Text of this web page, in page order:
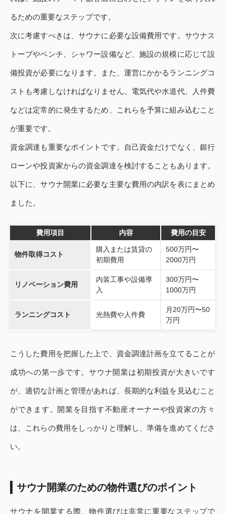
るための重要なステップです。
次に考慮すべきは、サウナに必要な設備費用です。サウナス
トーブやベンチ、シャワー設備など、施設の規模に応じて設
備投資が必要になります。また、運営にかかるランニングコ
ストも考慮しなければなりません。電気代や水道代、人件費
などは定常的に発生するため、これらを予算に組み込むこと
が重要です。
資金調達も重要なポイントです。自己資金だけでなく、銀行
ローンや投資家からの資金調達を検討することもあります。
以下に、サウナ開業に必要な主要な費用の内訳を表にまとめ
ました。
費用項目 内容 費用の目安
物件取得コスト
購入または賃貸の
初期費用
500万円〜
2000万円
リノベーション費用
内装工事や設備導
入
300万円〜
1000万円
ランニングコスト 光熱費や人件費
月20万円〜50
万円
こうした費用を把握した上で、資金調達計画を立てることが
成功への第一歩です。サウナ開業は初期投資が大きいです
が、適切な計画と管理があれば、長期的な利益を見込むこと
ができます。開業を目指す不動産オーナーや投資家の方々
は、これらの費用をしっかりと理解し、準備を進めてくださ
い。
サウナ開業のための物件選びのポイント
サウナを開業する際、物件選びは非常に重要なステップで